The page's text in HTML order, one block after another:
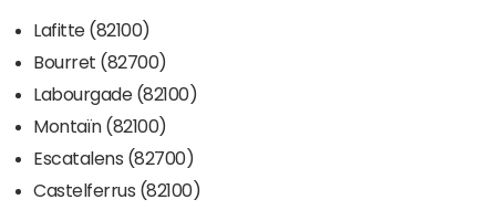
Lafitte (82100)
Bourret (82700)
Labourgade (82100)
Montaïn (82100)
Escatalens (82700)
Castelferrus (82100)